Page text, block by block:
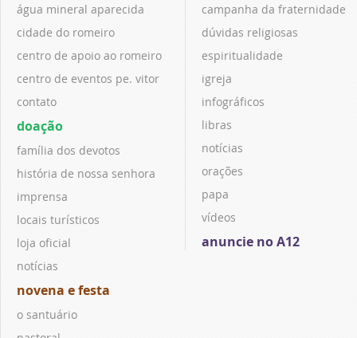
água mineral aparecida
cidade do romeiro
centro de apoio ao romeiro
centro de eventos pe. vitor
contato
doação
família dos devotos
história de nossa senhora
imprensa
locais turísticos
loja oficial
notícias
novena e festa
o santuário
campanha da fraternidade
dúvidas religiosas
espiritualidade
igreja
infográficos
libras
notícias
orações
papa
vídeos
anuncie no A12